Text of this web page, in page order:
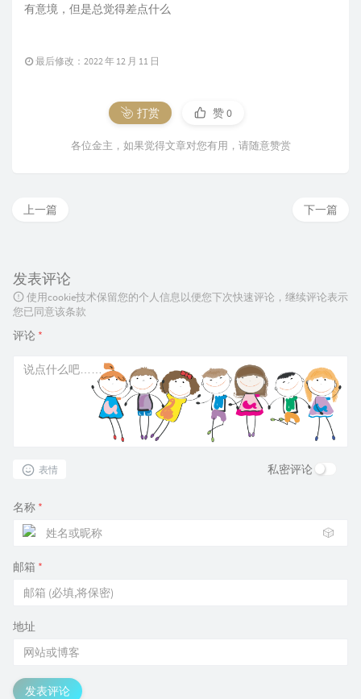
有意境，但是总觉得差点什么
最后修改：2022 年 12 月 11 日
打赏 赞0
各位金主，如果觉得文章对您有用，请随意赞赏
下一篇
上一篇
发表评论
使用cookie技术保留您的个人信息以便您下次快速评论，继续评论表示
您已同意该条款
评论 *
表情 私密评论
名称 *
🎲
邮箱 *
地址
发表评论